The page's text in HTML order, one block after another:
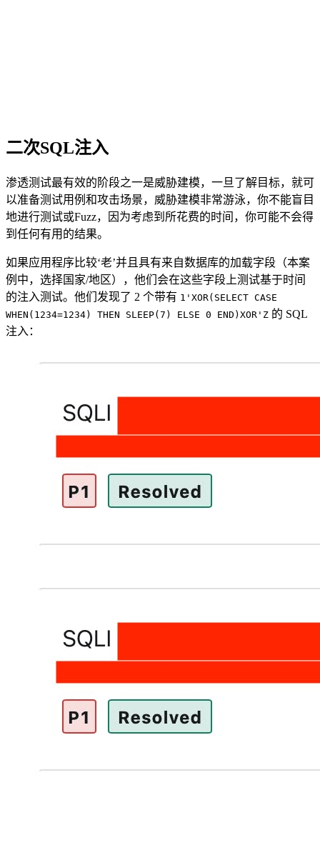
二次SQL注入
渗透测试最有效的阶段之一是威胁建模，一旦了解目标，就可
以准备测试用例和攻击场景，威胁建模非常游泳，你不能盲目
地进行测试或Fuzz，因为考虑到所花费的时间，你可能不会得
到任何有用的结果。
如果应用程序比较‘老’并且具有来自数据库的加载字段（本案
例中，选择国家/地区），他们会在这些字段上测试基于时间
的注入测试。他们发现了 2 个带有 1'XOR(SELECT CASE
WHEN(1234=1234) THEN SLEEP(7) ELSE 0 END)XOR'Z 的 SQL
注入：